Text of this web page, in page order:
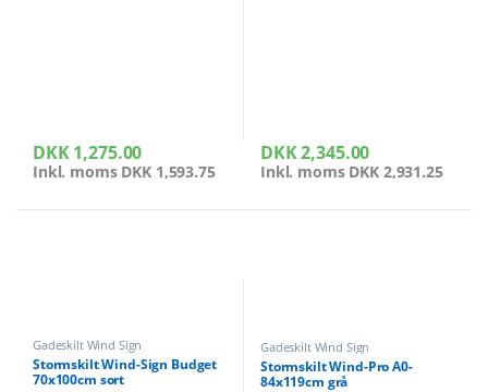
DKK1,275.00
Inkl. moms DKK 1,593.75
DKK2,345.00
Inkl. moms DKK 2,931.25
Gadeskilt Wind Sign
Stormskilt Wind-Sign Budget
70x100cm sort
Gadeskilt Wind Sign
Stormskilt Wind-Pro A0-
84x119cm grå